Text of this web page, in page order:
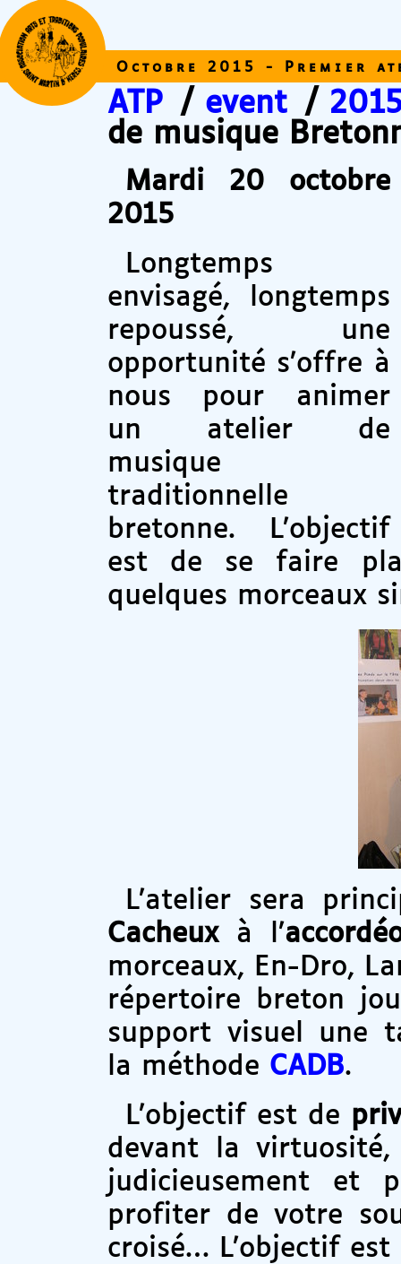
ATP / event /
de musique
Octobre 2015 - Premier
Mardi 20 octobre
2015
Longtemps
envisagé, longtemps
repoussé, une
opportunité s’offre à
nous pour animer
un atelier de
musique
traditionnelle
bretonne. L’objectif
est de se faire
quelques morceaux
L’atelier sera
Cacheuxà l’
morceaux, En-Dro,
répertoire breton
support visuel une
la méthode CADB.
L’objectif est de
devant la virtuosité,
judicieusement et
profiter de votre
croisé… L’objectif